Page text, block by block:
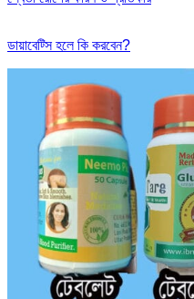
ডায়াবেট্সি হলে কি করবেন?